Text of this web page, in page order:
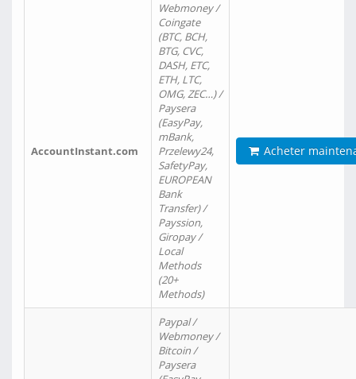
AccountInstant.com
Webmoney /
Coingate
(BTC, BCH,
BTG, CVC,
DASH, ETC,
ETH, LTC,
OMG, ZEC…) /
Paysera
(EasyPay,
mBank,
Przelewy24,
SafetyPay,
EUROPEAN
Bank
Transfer) /
Payssion,
Giropay /
Local
Methods
(20+
Methods)
Acheter
Paypal /
Webmoney /
Bitcoin /
Paysera